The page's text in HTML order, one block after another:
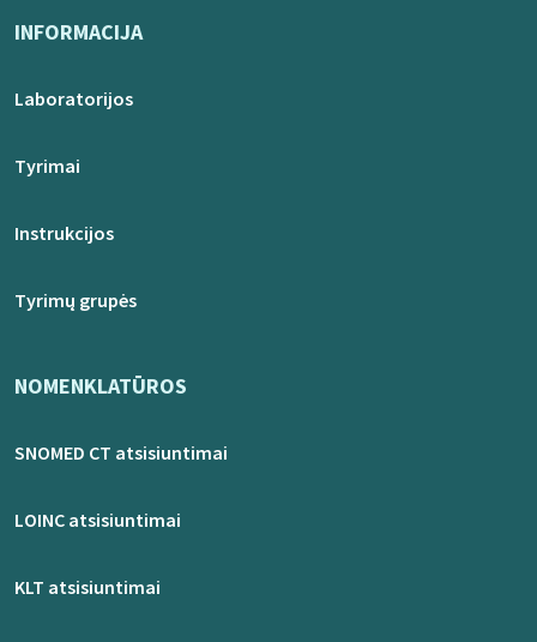
INFORMACIJA
Laboratorijos
Tyrimai
Instrukcijos
Tyrimų grupės
NOMENKLATŪROS
SNOMED CT atsisiuntimai
LOINC atsisiuntimai
KLT atsisiuntimai